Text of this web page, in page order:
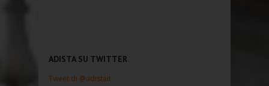
ADISTA SU TWITTER
Tweet di @adistait